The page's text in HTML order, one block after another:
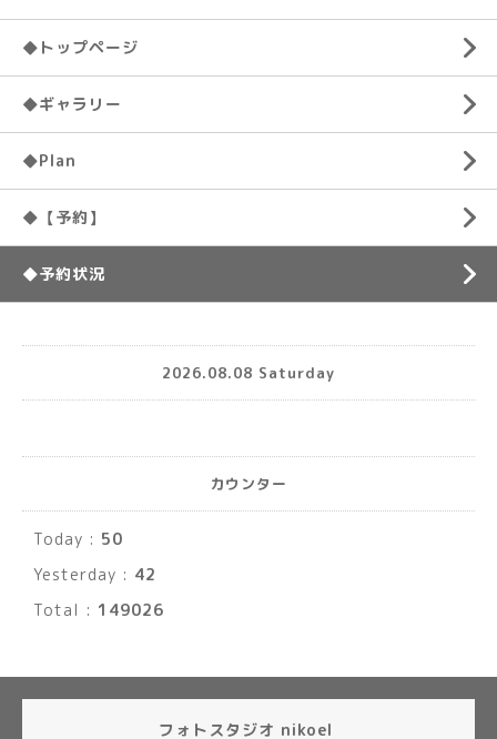
◆トップページ
◆ギャラリー
◆Plan
◆【予約】
◆予約状況
2026.08.08 Saturday
カウンター
Today : 50
Yesterday : 42
Total : 149026
フォトスタジオ nikoel